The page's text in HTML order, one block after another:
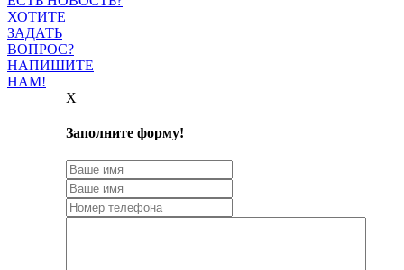
ХОТИТЕ
ЗАДАТЬ
ВОПРОС?
НАПИШИТЕ
НАМ!
X
Заполните форму!